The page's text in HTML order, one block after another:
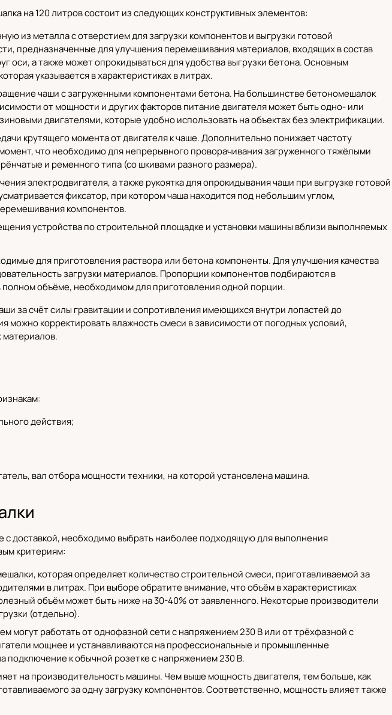
на 120 литров состоит из следующих конструктивных элементов:
из металла с отверстием для загрузки компонентов и выгрузки готовой
предназначенные для улучшения перемешивания материалов, входящих в состав
оси, а также может опрокидываться для удобства выгрузки бетона. Основным
указывается в характеристиках в литрах.
чаши с загруженными компонентами бетона. На большинстве бетономешалок
от мощности и других факторов питание двигателя может быть одно- или
двигателями, которые удобно использовать на объектах без электрификации.
крутящего момента от двигателя к чаше. Дополнительно понижает частоту
что необходимо для непрерывного проворачивания загруженного тяжёлыми
и ременного типа (со шкивами разного размера).
электродвигателя, а также рукоятка для опрокидывания чаши при выгрузке готовой
фиксатор, при котором чаша находится под небольшим углом,
компонентов.
устройства по строительной площадке и установки машины вблизи выполняемых
для приготовления раствора или бетона компоненты. Для улучшения качества
загрузки материалов. Пропорции компонентов подбираются в
объёме, необходимом для приготовления одной порции.
за счёт силы гравитации и сопротивления имеющихся внутри лопастей до
можно корректировать влажность смеси в зависимости от погодных условий,
материалов.
действия;
вал отбора мощности техники, на которой установлена машина.
с доставкой, необходимо выбрать наиболее подходящую для выполнения
критериям:
которая определяет количество строительной смеси, приготавливаемой за
в литрах. При выборе обратите внимание, что объём в характеристиках
объём может быть ниже на 30-40% от заявленного. Некоторые производители
(отдельно).
могут работать от однофазной сети с напряжением 230 В или от трёхфазной с
мощнее и устанавливаются на профессиональные и промышленные
к обычной розетке с напряжением 230 В.
на производительность машины. Чем выше мощность двигателя, тем больше, как
за одну загрузку компонентов. Соответственно, мощность влияет также